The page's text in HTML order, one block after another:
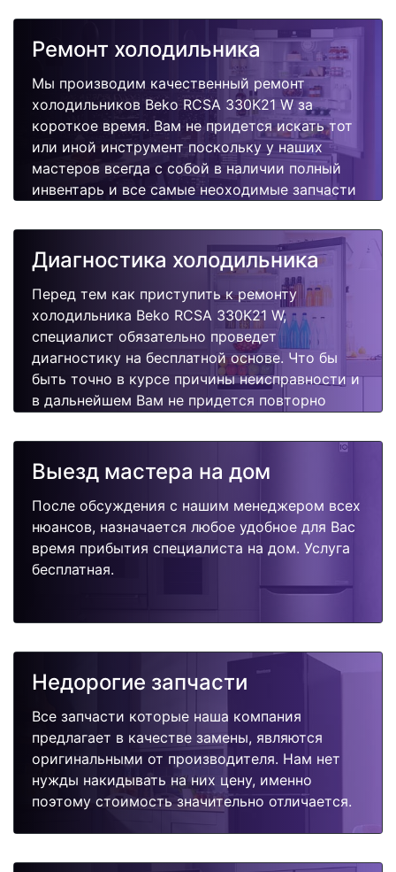
Ремонт холодильника
Мы производим качественный ремонт
холодильников Beko RCSA 330K21 W за
короткое время. Вам не придется искать тот
или иной инструмент поскольку у наших
мастеров всегда с собой в наличии полный
инвентарь и все самые неоходимые запчасти
быстро, качественно и недорого.
Диагностика холодильника
Перед тем как приступить к ремонту
холодильника Beko RCSA 330K21 W,
специалист обязательно проведет
диагностику на бесплатной основе. Что бы
быть точно в курсе причины неисправности и
в дальнейшем Вам не придется повторно
поломок.
Выезд мастера на дом
После обсуждения с нашим менеджером всех
нюансов, назначается любое удобное для Вас
время прибытия специалиста на дом. Услуга
бесплатная.
Недорогие запчасти
Все запчасти которые наша компания
предлагает в качестве замены, являются
оригинальными от производителя. Нам нет
нужды накидывать на них цену, именно
поэтому стоимость значительно отличается.